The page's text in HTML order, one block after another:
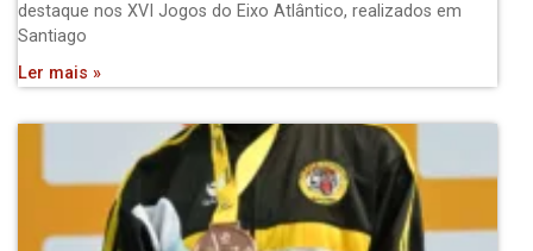
destaque nos XVI Jogos do Eixo Atlântico, realizados em
Santiago
Ler mais »